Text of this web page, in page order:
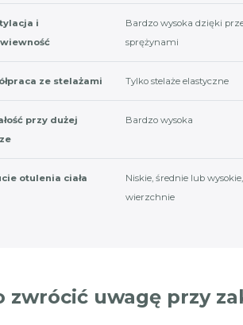
i
Bardzo wysoka dzięki
sprężynami
ze stelażami Tylko stelaże elastyczne
przy dużej
Bardzo wysoka
otulenia ciała
Niskie, średnie lub
wierzchnie
zwrócić uwagę przy